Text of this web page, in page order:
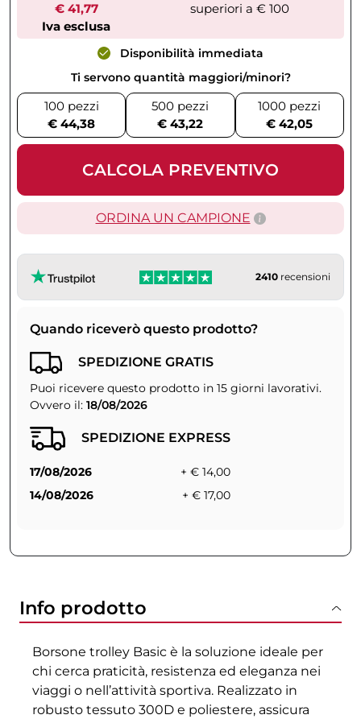
€ 41,77
Iva esclusa
superiori a € 100
Disponibilità immediata
Ti servono quantità maggiori/minori?
100 pezzi
€ 44,38
500 pezzi
€ 43,22
1000 pezzi
€ 42,05
CALCOLA PREVENTIVO
ORDINA UN CAMPIONE
2410 recensioni
Quando riceverò questo prodotto?
SPEDIZIONE GRATIS
Puoi ricevere questo prodotto in 15 giorni lavorativi.
Ovvero il: 18/08/2026
SPEDIZIONE EXPRESS
17/08/2026
+ € 14,00
14/08/2026
+ € 17,00
Info prodotto
Borsone trolley Basic è la soluzione ideale per
chi cerca praticità, resistenza ed eleganza nei
viaggi o nell’attività sportiva. Realizzato in
robusto tessuto 300D e poliestere, assicura